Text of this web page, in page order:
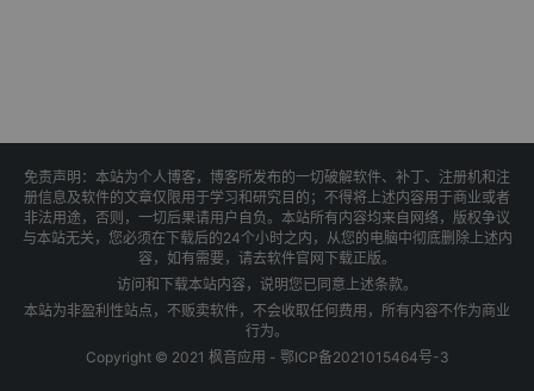
免责声明：本站为个人博客，博客所发布的一切破解软件、补丁、注册机和注
册信息及软件的文章仅限用于学习和研究目的；不得将上述内容用于商业或者
非法用途，否则，一切后果请用户自负。本站所有内容均来自网络，版权争议
与本站无关，您必须在下载后的24个小时之内，从您的电脑中彻底删除上述内
容，如有需要，请去软件官网下载正版。
访问和下载本站内容，说明您已同意上述条款。
本站为非盈利性站点，不贩卖软件，不会收取任何费用，所有内容不作为商业
行为。
Copyright © 2021 枫音应用 - 鄂ICP备2021015464号-3